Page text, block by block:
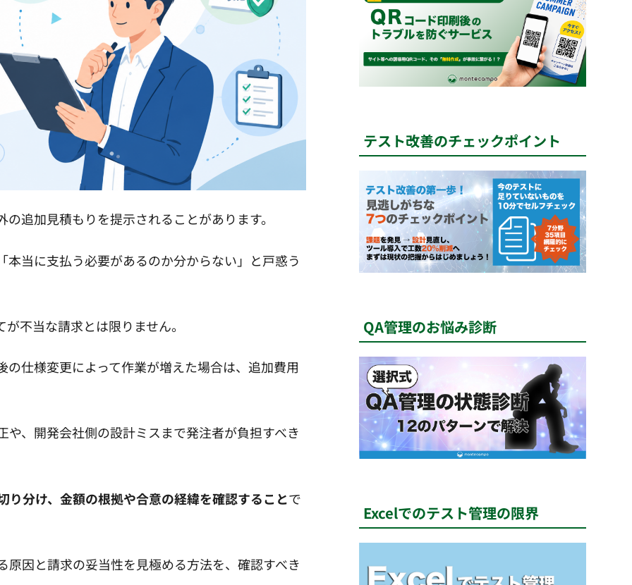
追加見積もりを提示されることがあります。
当に支払う必要があるのか分からない」と戸惑う
不当な請求とは限りません。
仕様変更によって作業が増えた場合は、追加費用
、開発会社側の設計ミスまで発注者が負担すべき
り分け、金額の根拠や合意の経緯を確認することで
因と請求の妥当性を見極める方法を、確認すべき
テスト改善のチェックポイント
QA管理のお悩み診断
Excelでのテスト管理の限界